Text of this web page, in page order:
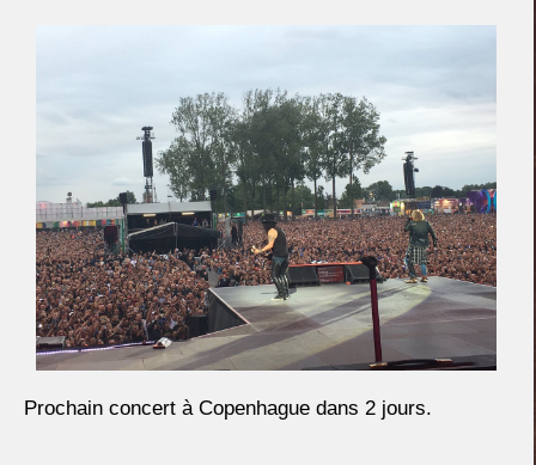
Prochain concert à Copenhague dans 2 jours.